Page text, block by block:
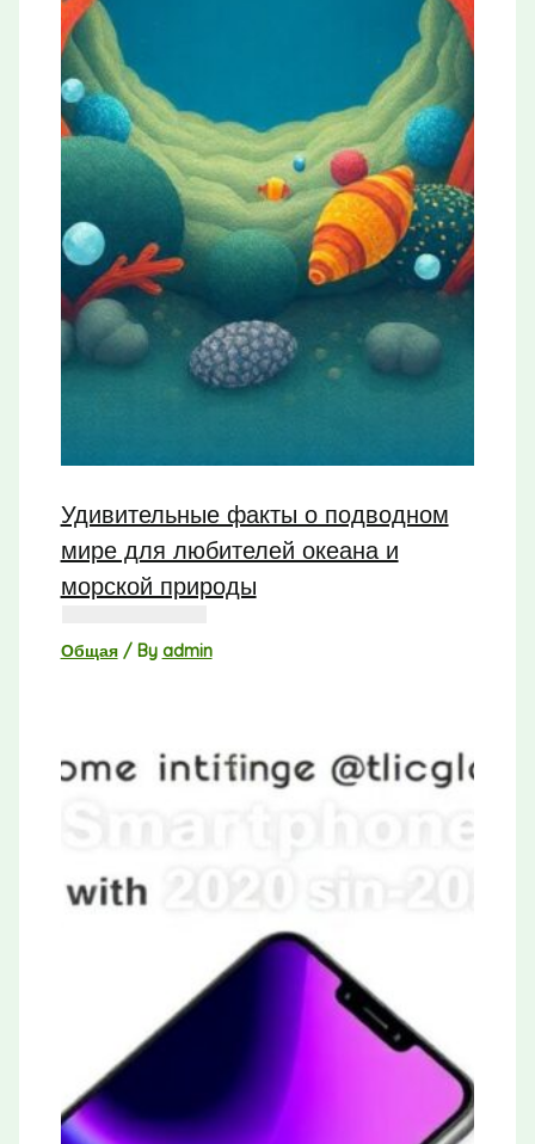
Удивительные факты о подводном
мире для любителей океана и
морской природы
Общая/ By admin